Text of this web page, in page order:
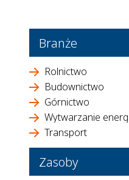
Branże
Rolnictwo
Budownictwo
Górnictwo
Wytwarzanie
Transport
Zasoby